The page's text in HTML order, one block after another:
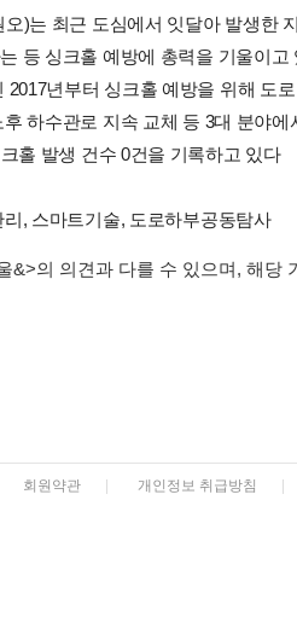
)는 최근 도심에서 잇달아 발생한
등 싱크홀 예방에 총력을 기울이
2017년부터 싱크홀 예방을 위해 도
하수관로 지속 교체 등 3대 분야
홀 발생 건수 0건을 기록하고 있다
, 스마트기술, 도로하부공동탐사
&>의 의견과 다를 수 있으며, 해당
회원약관 | 개인정보 취급방침 |